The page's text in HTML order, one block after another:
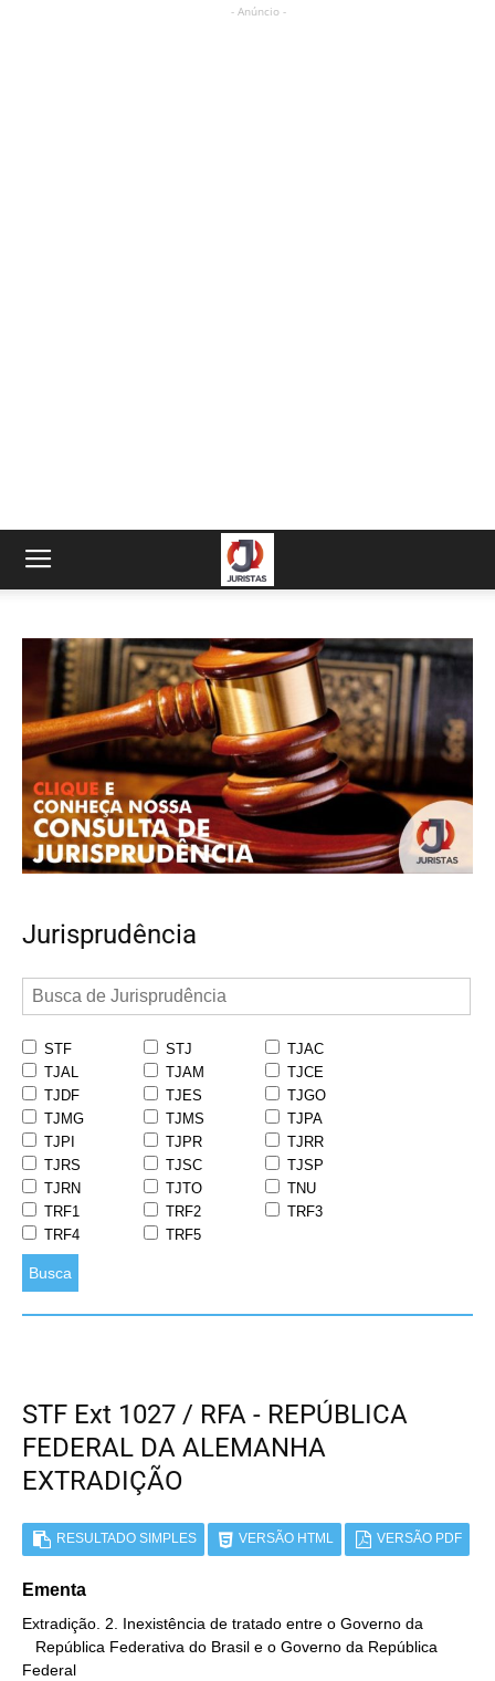
- Anúncio -
Jurisprudência
STF STJ
TJAC
TJAL
TJAM
TJCE
TJDF
TJES
TJGO
TJMG
TJMS
TJPA
TJPI
TJPR
TJRR
TJRS
TJSC
TJSP
TJRN
TJTO
TNU
TRF1
TRF2
TRF3
TRF4
TRF5
Busca
STF Ext 1027 / RFA - REPÚBLICA
FEDERAL DA ALEMANHA
EXTRADIÇÃO
RESULTADO SIMPLES VERSÃO HTML VERSÃO PDF
Ementa
Extradição. 2. Inexistência de tratado entre o Governo da
Federal